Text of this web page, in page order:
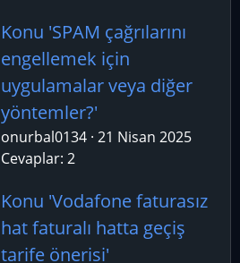
Konu 'SPAM çağrılarını
engellemek için
uygulamalar veya diğer
yöntemler?'
onurbal0134 21 Nisan 2025
Cevaplar: 2
Konu 'Vodafone faturasız
hat faturalı hatta geçiş
tarife önerisi'